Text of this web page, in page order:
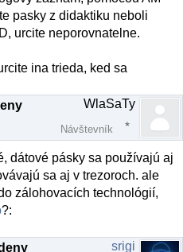
pasky z didaktiku neboli
urcite neporovnatelne.
ina trieda, ked sa
WlaSaTy
Návštevník
dátové pásky sa používajú aj
sa aj v trezoroch. ale
zálohovacích technológií,
?:
srigi